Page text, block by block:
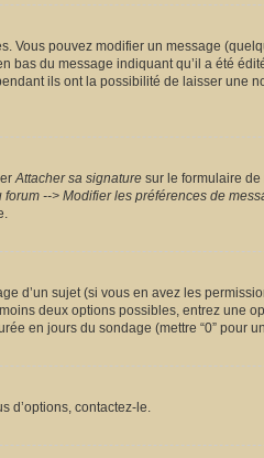
Vous pouvez modifier un message
du message indiquant qu’il a été
ils ont la possibilité de laisser une
Attacher sa signature sur le formulaire
forum --> Modifier les préférences de
d’un sujet (si vous en avez les
deux options possibles, entrez une
en jours du sondage (mettre “0”
d’options, contactez-le.